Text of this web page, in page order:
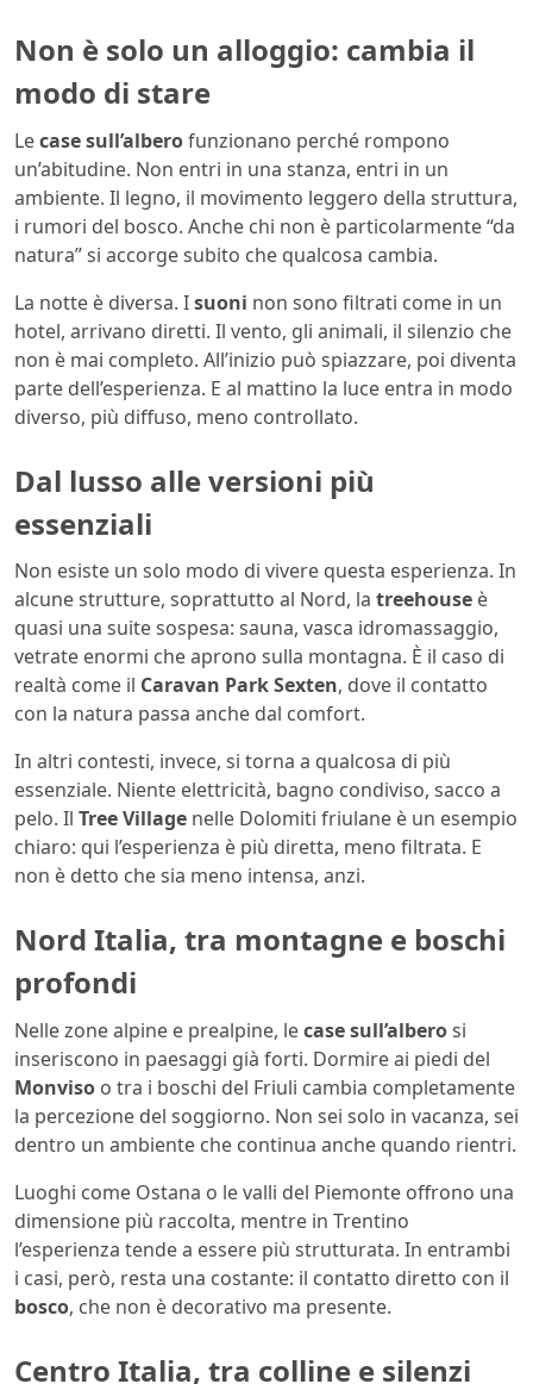
Non è solo un alloggio: cambia il
modo di stare
Lecase sull’alberofunzionano perché rompono
un’abitudine. Non entri in una stanza, entri in un
ambiente. Il legno, il movimento leggero della struttura,
i rumori del bosco. Anche chi non è particolarmente “da
natura” si accorge subito che qualcosa cambia.
La notte è diversa. Isuoni non sono filtrati come in un
hotel, arrivano diretti. Il vento, gli animali, il silenzio che
non è mai completo. All’inizio può spiazzare, poi diventa
parte dell’esperienza. E al mattino la luce entra in modo
diverso, più diffuso, meno controllato.
Dal lusso alle versioni più
essenziali
Non esiste un solo modo di vivere questa esperienza. In
alcune strutture, soprattutto al Nord, la treehouse è
quasi una suite sospesa: sauna, vasca idromassaggio,
vetrate enormi che aprono sulla montagna. È il caso di
realtà come il Caravan Park Sexten, dove il contatto
con la natura passa anche dal comfort.
In altri contesti, invece, si torna a qualcosa di più
essenziale. Niente elettricità, bagno condiviso, sacco a
pelo. Il Tree Village nelle Dolomiti friulane è un esempio
chiaro: qui l’esperienza è più diretta, meno filtrata. E
non è detto che sia meno intensa, anzi.
Nord Italia, tra montagne e boschi
profondi
Nelle zone alpine e prealpine, lecase sull’alberosi
inseriscono in paesaggi già forti. Dormire ai piedi del
Monviso o tra i boschi del Friuli cambia completamente
la percezione del soggiorno. Non sei solo in vacanza, sei
dentro un ambiente che continua anche quando rientri.
Luoghi come Ostana o le valli del Piemonte offrono una
dimensione più raccolta, mentre in Trentino
l’esperienza tende a essere più strutturata. In entrambi
i casi, però, resta una costante: il contatto diretto con il
bosco, che non è decorativo ma presente.
Centro Italia, tra colline e silenzi